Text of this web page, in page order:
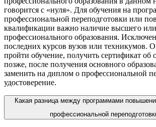
говорится с «нуля». Для обучения на
профессиональной переподготовки или
квалификации важно наличие высшего или
профессионального образования.
последних курсов вузов или техникумов.
пройти обучение, получить сертификат об
позже, после получения основного
заменить на диплом о профессиональной
удостоверение.
Какая разница между программами
профессиональной